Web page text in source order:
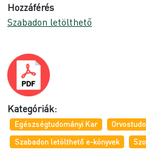
Hozzáférés
Szabadon letölthető
Kategóriák:
Egészségtudományi Kar
Szabadon letölthető e-könyvek